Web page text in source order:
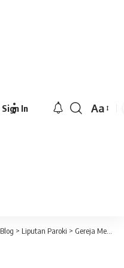
Sign In
Font
Aa
Blog > Liputan Paroki > Gereja Mendengar